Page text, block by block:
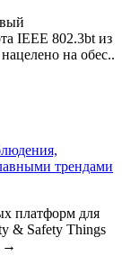
IEEE 802.3bt из
на обес..
трендами
платформ для
& Safety Things
→